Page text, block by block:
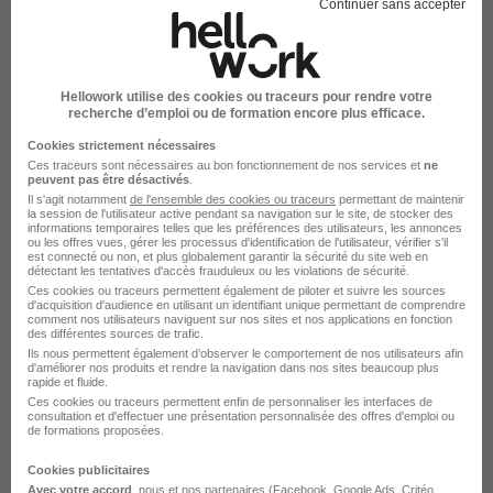
Élargissez votre recherche
Alternance Boulanger-pâtissier Fontenay-le-
Emploi Boulanger-pâtissier
Emploi à Fontenay-le-Comte
Alternance Boulanger-pâtissier
Emplois & formations
Alternance Boulanger-pâtissier
Alternance Artisanat
Continuer sans accepter
Hellowork utilise des cookies ou traceurs pour rendre votre
recherche d’emploi ou de formation encore plus efficace.
Cookies strictement nécessaires
Ces traceurs sont nécessaires au bon fonctionnement de nos services et ne
peuvent pas être désactivés
Il s'agit notamment de l'ensemble des cookies ou traceurs permettant de maintenir
la session de l'utilisateur active pendant sa navigation sur le site, de stocker des
informations temporaires telles que les préférences des utilisateurs, les annonces
ou les offres vues, gérer les processus d'identification de l'utilisateur, vérifier s'il
est connecté ou non, et plus globalement garantir la sécurité du site web en
détectant les tentatives d'accès frauduleux ou les violations de sécurité.
Ces cookies ou traceurs permettent également de piloter et suivre les sources
d'acquisition d'audience en utilisant un identifiant unique permettant de comprendre
comment nos utilisateurs naviguent sur nos sites et nos applications en fonction
des différentes sources de trafic.
Ils nous permettent également d’observer le comportement de nos utilisateurs afin
d'améliorer nos produits et rendre la navigation dans nos sites beaucoup plus
rapide et fluide.
Ces cookies ou traceurs permettent enfin de personnaliser les interfaces de
consultation et d'effectuer une présentation personnalisée des offres d'emploi ou
de formations proposées.
Cookies publicitaires
Avec votre accord , nous et nos partenaires (Facebook, Google Ads , Critéo,